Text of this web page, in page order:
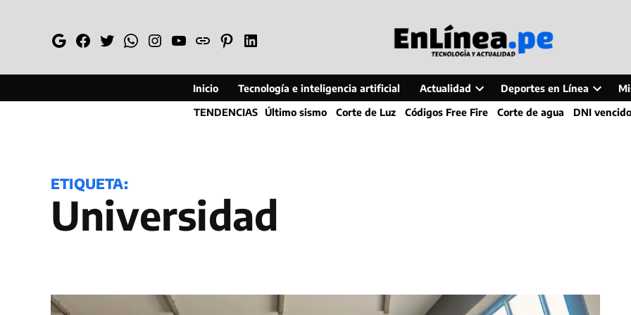
GoogleFacebook
TwitterWhatsapp
Instagram
YouTube
WebPinterestLinkedin
Inicio Tecnología e inteligencia artificial Actualidad
Open
dropdown
Deportes en Línea
Open
dropdown
TENDENCIAS Último sismo Corte de Luz Códigos Free Fire Corte de agua DNI vencido
ETIQUETA:
Universidad